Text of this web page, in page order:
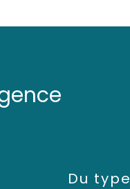
Du type